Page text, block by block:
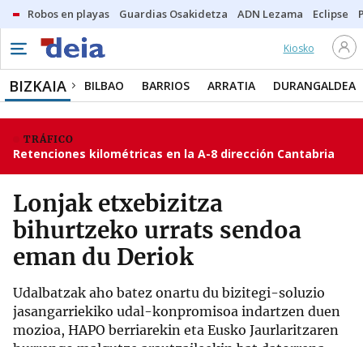
Robos en playas Guardias Osakidetza ADN Lezama Eclipse
Kiosko
BIZKAIA BILBAO BARRIOS ARRATIA DURANGALDEA
TRÁFICO
Retenciones kilométricas en la A-8 dirección Cantabria
Lonjak etxebizitza
bihurtzeko urrats sendoa
eman du Deriok
Udalbatzak aho batez onartu du bizitegi-soluzio
jasangarriekiko udal-konpromisoa indartzen duen
mozioa, HAPO berriarekin eta Eusko Jaurlaritzaren